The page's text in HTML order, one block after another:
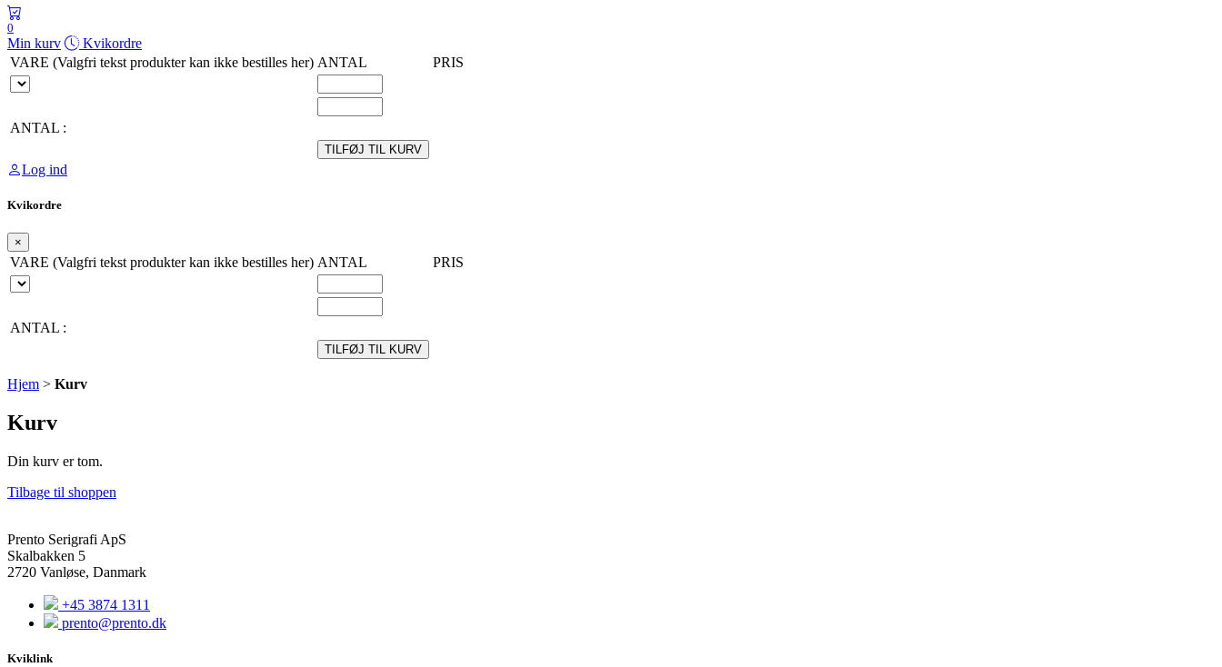
0
Min kurv
Kvikordre
VARE (Valgfri tekst produkter kan ikke bestilles her) ANTAL PRIS
ANTAL :
TILFØJ TIL KURV
Log ind
Kvikordre
×
VARE (Valgfri tekst produkter kan ikke bestilles her) ANTAL PRIS
ANTAL :
TILFØJ TIL KURV
Hjem > Kurv
Kurv
Din kurv er tom.
Tilbage til shoppen
Prento Serigrafi ApS
Skalbakken 5
2720 Vanløse, Danmark
+45 3874 1311
prento@prento.dk
Kviklink